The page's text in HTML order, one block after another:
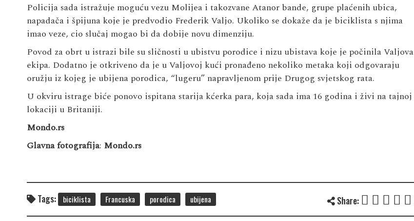
Policija sada istražuje moguću vezu Molijea i takozvane Atanor bande, grupe plaćenih ubica,
napadača i špijuna koje je predvodio Frederik Valjo. Ukoliko se dokaže da je biciklista s njima
imao veze, cio slučaj mogao bi da dobije novu dimenziju.
Povod za obrt u istrazi bile su sličnosti u ubistvu porodice i nizu ubistava koje je počinila Valjova
ekipa. Dodatno je otkriveno da je u Valjovoj kući pronađeno nekoliko metaka koji odgovaraju
oružju iz kojeg je ubijena porodica, “lugeru” napravljenom prije Drugog svjetskog rata.
U okviru istrage biće ponovo ispitana starija kćerka para, koja sada ima 16 godina i živi na tajnoj
lokaciji u Britaniji.
Mondo.rs
Glavna fotografija: Mondo.rs
Tags: biciklista Francuska porodica ubijena Share: